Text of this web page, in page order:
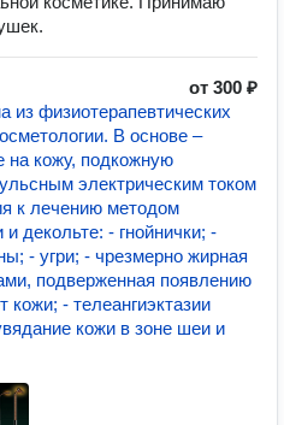
от 300 ₽
из физиотерапевтических
В основе –
на кожу, подкожную
электрическим током
к лечению методом
декольте: - гнойнички; -
- угри; - чрезмерно жирная
подверженная появлению
кожи; - телеангиэктазии
кожи в зоне шеи и